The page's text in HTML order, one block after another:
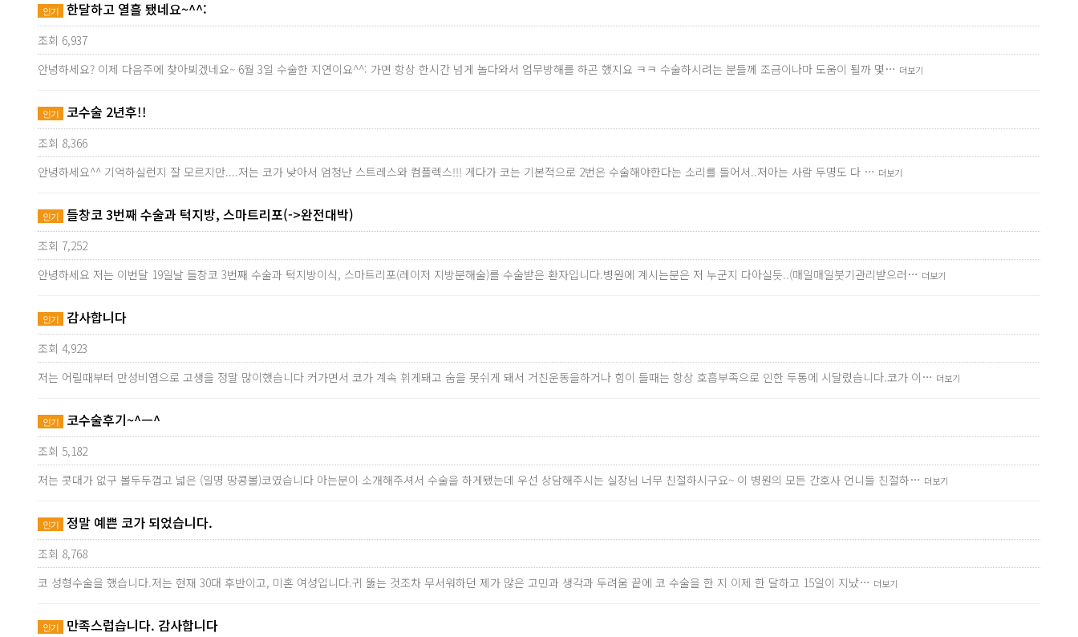
인기 한달하고 열흘 됐네요~^^:
조회 6,937
안녕하세요? 이제 다음주에 찾아뵈겠네요~ 6월 3일 수술한 지연이요^^: 가면 항상 한시간 넘게 놀다와서 업무방해를 하곤 했지요 ㅋㅋ 수술하시려는 분들께 조금이나마 도움이 될까 몇… 더보기
인기 코수술 2년후!!
조회 8,366
안녕하세요^^ 기억하실런지 잘 모르지만....저는 코가 낮아서 엄청난 스트레스와 컴플렉스!!! 게다가 코는 기본적으로 2번은 수술해야한다는 소리를 들어서..저아는 사람 두명도 다 … 더보기
인기 들창코 3번째 수술과 턱지방, 스마트리포(->완전대박)
조회 7,252
안녕하세요 저는 이번달 19일날 들창코 3번째 수술과 턱지방이식, 스마트리포(레이저 지방분해술)를 수술받은 환자입니다.병원에 계시는분은 저 누군지 다아실듯..(매일매일붓기관리받으러… 더보기
인기 감사합니다
조회 4,923
저는 어릴때부터 만성비염으로 고생을 정말 많이했습니다 커가면서 코가 계속 휘게돼고 숨을 못쉬게 돼서 거친운동을하거나 힘이 들때는 항상 호흡부족으로 인한 두통에 시달렸습니다.코가 이… 더보기
인기 코수술후기~^ㅡ^
조회 5,182
저는 콧대가 없구 볼두두껍고 넓은 (일명 땅콩볼)코였습니다 아는분이 소개해주셔서 수술을 하게됐는데 우선 상담해주시는 실장님 너무 친절하시구요~ 이 병원의 모든 간호사 언니들 친절하… 더보기
인기 정말 예쁜 코가 되었습니다.
조회 8,768
코 성형수술을 했습니다.저는 현재 30대 후반이고, 미혼 여성입니다.귀 뚫는 것조차 무서워하던 제가 많은 고민과 생각과 두려움 끝에 코 수술을 한 지 이제 한 달하고 15일이 지났… 더보기
인기 만족스럽습니다. 감사합니다